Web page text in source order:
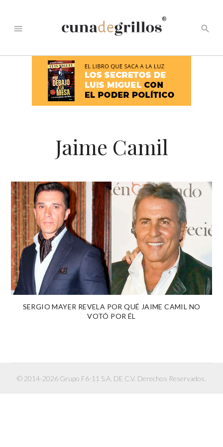
menu
®
search
Jaime Camil
SERGIO MAYER REVELA POR QUÉ JAIME CAMIL NO
VOTÓ POR ÉL
© 2014-2026 Grupo F6-11 S.A. DE C.V. Derechos Reservados.